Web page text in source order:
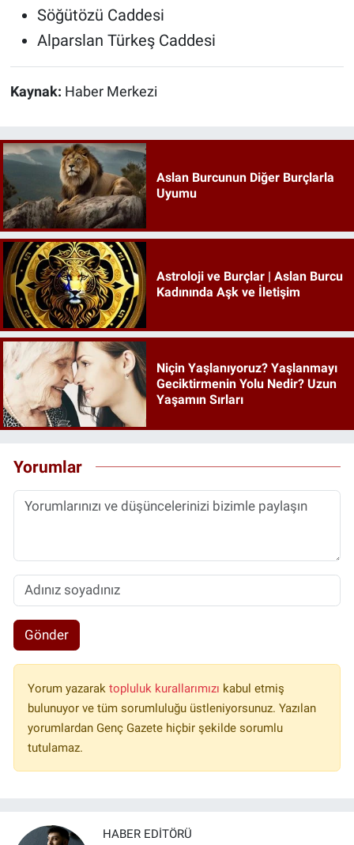
Söğütözü Caddesi
Alparslan Türkeş Caddesi
Kaynak: Haber Merkezi
Aslan Burcunun Diğer Burçlarla
Uyumu
Astroloji ve Burçlar | Aslan Burcu
Kadınında Aşk ve İletişim
Niçin Yaşlanıyoruz? Yaşlanmayı
Geciktirmenin Yolu Nedir? Uzun
Yaşamın Sırları
Yorumlar
Gönder
Yorum yazarak topluluk kurallarımızı kabul etmiş
bulunuyor ve tüm sorumluluğu üstleniyorsunuz. Yazılan
yorumlardan Genç Gazete hiçbir şekilde sorumlu
tutulamaz.
HABER EDITÖRÜ